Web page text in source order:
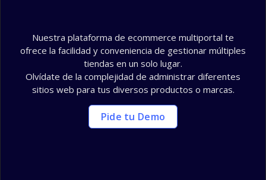
Nuestra plataforma de ecommerce multiportal te
ofrece la facilidad y conveniencia de gestionar múltiples
tiendas en un solo lugar.
Olvídate de la complejidad de administrar diferentes
sitios web para tus diversos productos o marcas.
Pide tu Demo